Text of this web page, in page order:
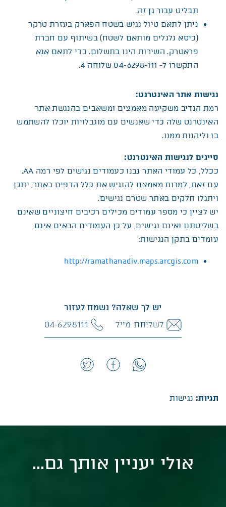
תבליט עבור גן זה.
ניתן לתאם טיול נגיש בשטח הפארק בעזרת טרקר
(כיסא גלגלים מותאם לשטח) בשיתוף עם חברת
פראטרק. השירות הינו בתשלום. כדי לתאם אנא
התקשרו ל- 04-6298-111 שלוחה 4.
נגישות אתר האינטרנט:
רמת הנדיב משקיעה מאמצים ומשאבים בהנגשת אתר
האינטרנט שלה כדי שאנשים עם מוגבלויות יוכלו להשתמש
בו וליהנות ממנו.
סייגים לנגישות האינטרנט:
ככלל, כל עמודי האתר נבנו כעמודים נגישים לפי רמה AA.
עם זאת, למרות מאמצנו להנגיש את כלל הדפים באתר, יתכן
ויתגלו חלקים באתר שטרם נגישים.
יש לציין כי מספר עמודים מכילים רכיבים חיצוניים שאינם
בשליטתנו ואינם נגישים, על כן העמודים הבאים אינם
עומדים בתקן הנגישות:
http://ramathanadiv.maps.arcgis.com
יש לך שאלה? נשמח לעזור
לשליחת מייל
04-6298111
תגיות: נגישות
אולי יעניין אותך גם...